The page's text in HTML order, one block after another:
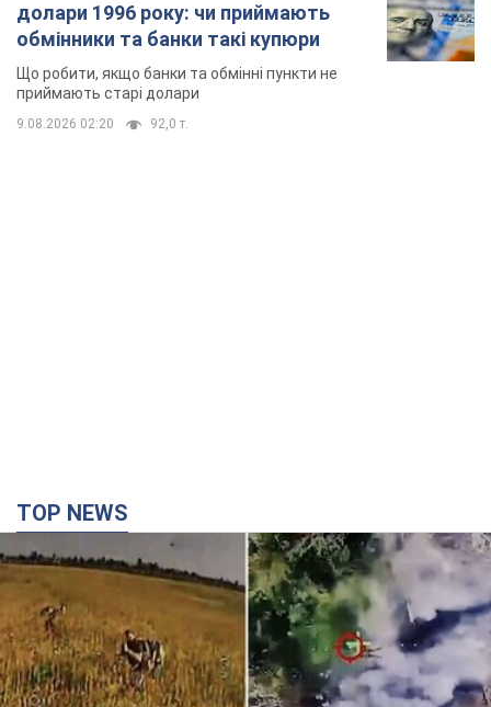
долари 1996 року: чи приймають
обмінники та банки такі купюри
Що робити, якщо банки та обмінні пункти не
приймають старі долари
9.08.2026 02:20 92,0 т.
TOP NEWS